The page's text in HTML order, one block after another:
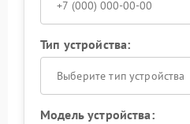
Тип устройства:
Выберите тип устройства
Модель устройства: